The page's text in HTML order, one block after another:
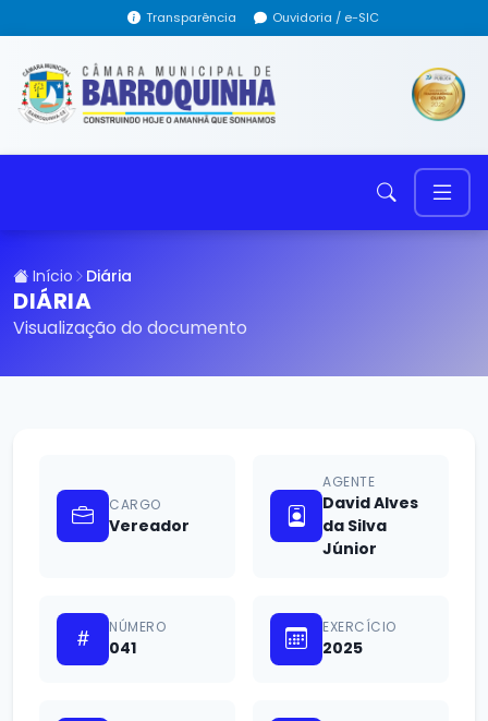
Transparência Ouvidoria / e-SIC
Início Diária
DIÁRIA
Visualização do documento
CARGO
Vereador
AGENTE
David Alves
da Silva
Júnior
NÚMERO
041
EXERCÍCIO
2025